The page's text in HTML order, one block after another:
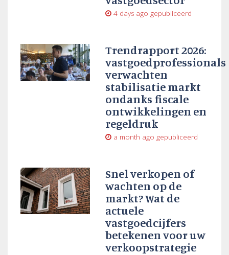
4 days ago gepubliceerd
Trendrapport 2026:
vastgoedprofessionals
verwachten
stabilisatie markt
ondanks fiscale
ontwikkelingen en
regeldruk
a month ago gepubliceerd
Snel verkopen of
wachten op de
markt? Wat de
actuele
vastgoedcijfers
betekenen voor uw
verkoopstrategie